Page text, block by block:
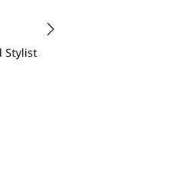
Stylist